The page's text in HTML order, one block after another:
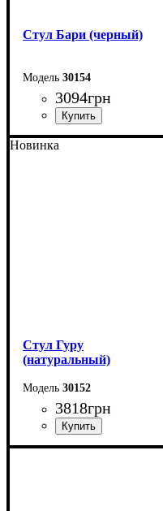
Стул Бари (черный)
30154
3094грн
Новинка
Стул Гуру
(натуральный)
30152
3818грн